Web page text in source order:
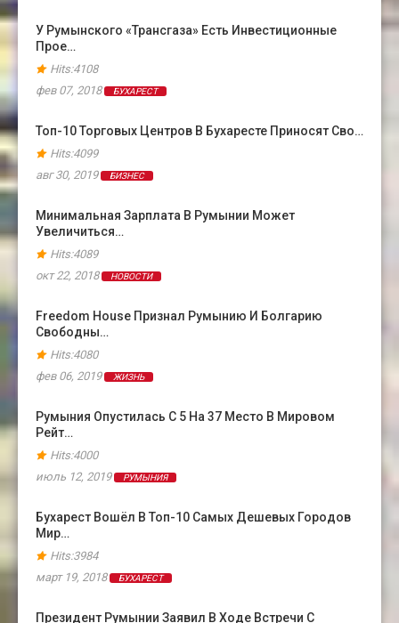
У Румынского «Трансгаза» Есть Инвестиционные
Прое…
Hits:4108
фев 07, 2018
БУХАРЕСТ
Топ-10 Торговых Центров В Бухаресте Приносят Сво…
Hits:4099
авг 30, 2019
БИЗНЕС
Минимальная Зарплата В Румынии Может
Увеличиться…
Hits:4089
окт 22, 2018
НОВОСТИ
Freedom House Признал Румынию И Болгарию
Свободны…
Hits:4080
фев 06, 2019
ЖИЗНЬ
Румыния Опустилась С 5 На 37 Место В Мировом
Рейт…
Hits:4000
июль 12, 2019
РУМЫНИЯ
Бухарест Вошёл В Топ-10 Самых Дешевых Городов
Мир…
Hits:3984
март 19, 2018
БУХАРЕСТ
Президент Румынии Заявил В Ходе Встречи С